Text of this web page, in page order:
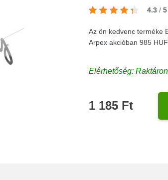
4.3 / 5
Az ön kedvenc terméke
Arpex akcióban 985 HUF
Elérhetőség:
1 185 Ft